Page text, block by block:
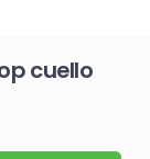
cuello